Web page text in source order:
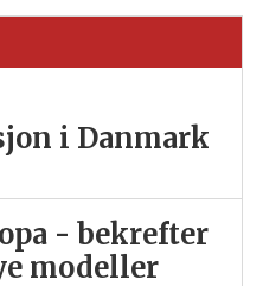
i Danmark
- bekrefter
modeller